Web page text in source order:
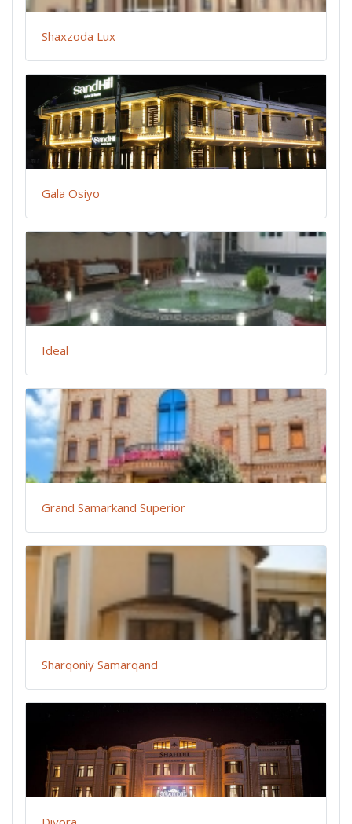
Shaxzoda Lux
Gala Osiyo
Ideal
Grand Samarkand Superior
Sharqoniy Samarqand